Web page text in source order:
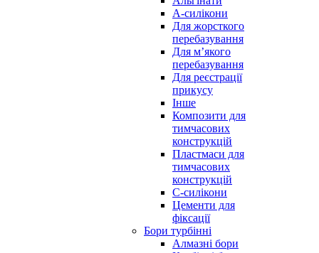
А-силікони
Для жорсткого
перебазування
Для м’якого
перебазування
Для реєстрації
прикусу
Інше
Композити для
тимчасових
конструкцій
Пластмаси для
тимчасових
конструкцій
С-силікони
Цементи для
фіксації
Бори турбінні
Алмазні бори